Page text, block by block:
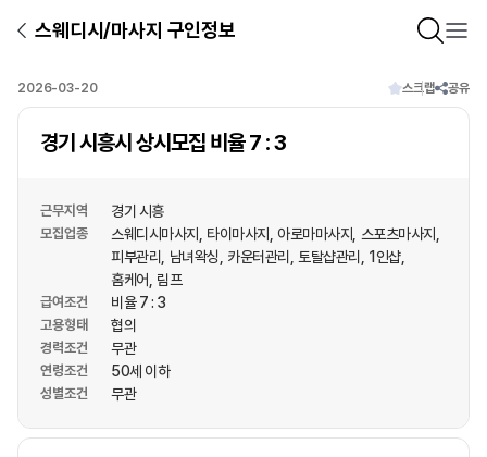
스웨디시/마사지 구인정보
2026-03-20 스크랩 공유
경기 시흥시 상시모집 비율 7 : 3
근무지역 경기 시흥
모집업종 스웨디시마사지 타이마사지 아로마마사지
스포츠마사지
피부관리
남녀왁싱 카운터관리 토탈샵관리
1인샵
홈케어
림프
급여조건 비율 7 : 3
고용형태 협의
경력조건 무관
연령조건 50세 이하
성별조건 무관
상호명